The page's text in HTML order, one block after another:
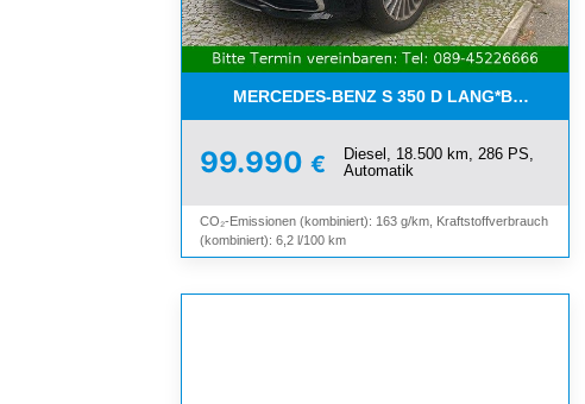
MERCEDES-BENZ S 350 D
99.990 €
Diesel, 18.500 km, 286 PS,
Automatik
CO₂-Emissionen (kombiniert): 163 g/km, Kraftstoffverbrauch
(kombiniert): 6,2 l/100 km